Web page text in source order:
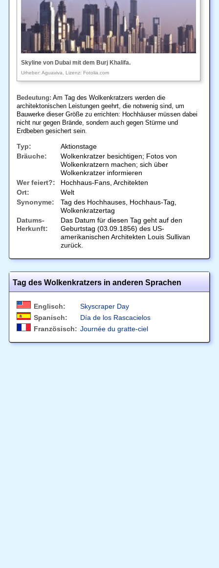
Skyline von Dubai mit dem Burj Khalifa.
Urheber: Aguaviva, Lizenz: Fotolia.com
Bedeutung: Am Tag des Wolkenkratzers werden die
architektonischen Leistungen geehrt, die notwenig sind, um
Bauwerke dieser Größe zu errichten: Hochhäuser müssen dabei
nicht nur gegen Brände, sondern auch gegen Stürme und
Erdbeben gesichert sein.
Typ:
Aktionstage
Bräuche:
Wolkenkratzer besichtigen; Fotos von
Wolkenkratzern machen; sich über
Wolkenkratzer informieren
Wer feiert?:
Hochhaus-Fans, Architekten
Ort:
Welt
Synonyme:
Tag des Hochhauses, Hochhaus-Tag,
Wolkenkratzertag
Datums-
Herkunft:
Das Datum für diesen Tag geht auf den
Geburtstag (03.09.1856) des US-
amerikanischen Architekten Louis Sullivan
zurück.
Tag des Wolkenkratzers in anderen Sprachen
Englisch:
Skyscraper Day
Spanisch:
Día de los Rascacielos
Französisch: Journée du gratte-ciel